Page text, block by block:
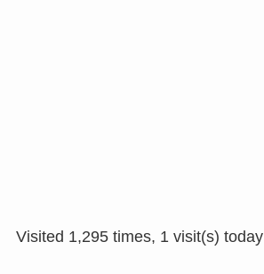
Visited 1,295 times, 1 visit(s) today